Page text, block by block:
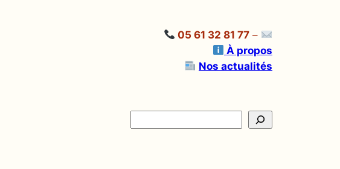
05 61 32 81 77–
À propos
Nos actualités